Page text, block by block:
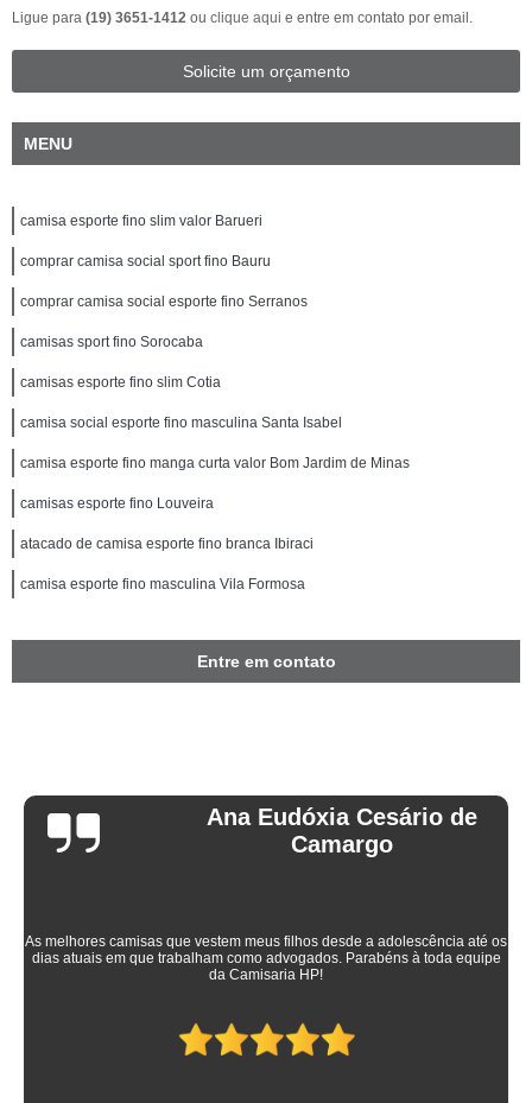
Ligue para (19) 3651-1412 ou clique aqui e entre em contato por email.
Solicite um orçamento
MENU
camisa esporte fino slim valor Barueri
comprar camisa social sport fino Bauru
comprar camisa social esporte fino Serranos
camisas sport fino Sorocaba
camisas esporte fino slim Cotia
camisa social esporte fino masculina Santa Isabel
camisa esporte fino manga curta valor Bom Jardim de Minas
camisas esporte fino Louveira
atacado de camisa esporte fino branca Ibiraci
camisa esporte fino masculina Vila Formosa
Entre em contato
Ana Eudóxia Cesário de
Camargo
As melhores camisas que vestem meus filhos desde a adolescência até os
dias atuais em que trabalham como advogados. Parabéns à toda equipe
da Camisaria HP!